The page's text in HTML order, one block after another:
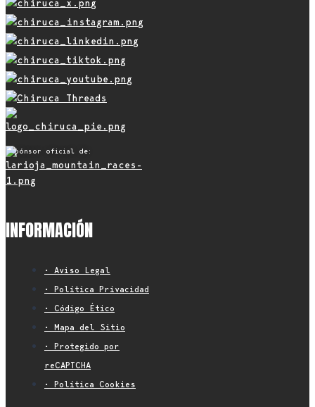
Espónsor oficial de:
INFORMACIÓN
• Aviso Legal
• Política Privacidad
• Código Ético
• Mapa del Sitio
• Protegido por
reCAPTCHA
• Política Cookies